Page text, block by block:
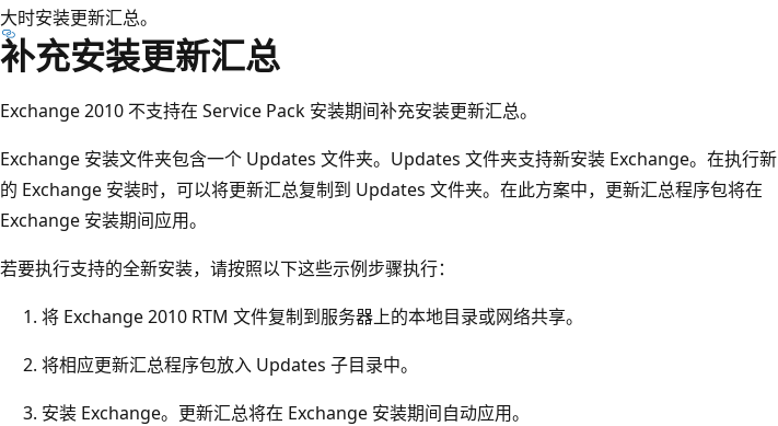
大时安装更新汇总。
补充安装更新汇总
Exchange 2010 不支持在 Service Pack 安装期间补充安装更新汇总。
Exchange 安装文件夹包含一个 Updates 文件夹。Updates 文件夹支持新安装 Exchange。在执行新
的 Exchange 安装时，可以将更新汇总复制到 Updates 文件夹。在此方案中，更新汇总程序包将在
Exchange 安装期间应用。
若要执行支持的全新安装，请按照以下这些示例步骤执行：
将 Exchange 2010 RTM 文件复制到服务器上的本地目录或网络共享。
将相应更新汇总程序包放入 Updates 子目录中。
安装 Exchange。更新汇总将在 Exchange 安装期间自动应用。